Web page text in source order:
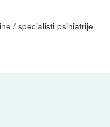
/ specialisti psihiatrije